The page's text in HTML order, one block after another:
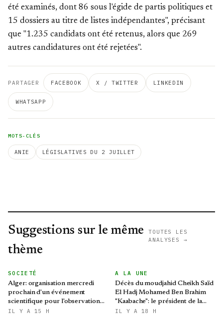
été examinés, dont 86 sous l'égide de partis politiques et
15 dossiers au titre de listes indépendantes", précisant
que "1.235 candidats ont été retenus, alors que 269
autres candidatures ont été rejetées".
PARTAGER FACEBOOK X / TWITTER LINKEDIN
WHATSAPP
MOTS-CLÉS
ANIE LÉGISLATIVES DU 2 JUILLET
Suggestions sur le même
thème
TOUTES LES
ANALYSES →
SOCIETÉ
Alger: organisation mercredi
prochain d'un événement
scientifique pour l'observation
de l'éclipse solaire partielle
IL Y A 15 H
A LA UNE
Décès du moudjahid Cheikh Saïd
El Hadj Mohamed Ben Brahim
"Kaabache": le président de la
République présente ses
IL Y A 18 H